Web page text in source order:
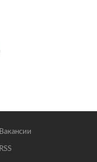
Вакансии
RSS